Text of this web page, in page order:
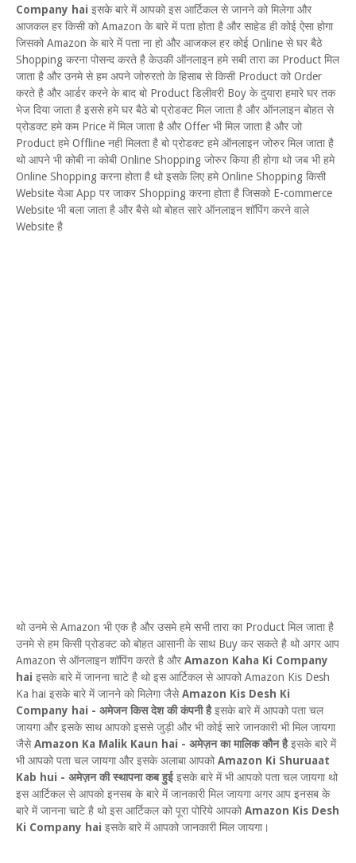
Company hai इसके बारे में आपको इस आर्टिकल से जानने को मिलेगा और
आजकल हर किसी को Amazon के बारे में पता होता है और साहेड ही कोई ऐसा होगा
जिसको Amazon के बारे में पता ना हो और आजकल हर कोई Online से घर बैठे
Shopping करना पोसन्द करते है केउकी ऑनलाइन हमे सबी तारा का Product मिल
जाता है और उनमे से हम अपने जोरुरतो के हिसाब से किसी Product को Order
करते है और आर्डर करने के बाद बो Product डिलीवरी Boy के दुयारा हमारे घर तक
भेज दिया जाता है इससे हमे घर बैठे बो प्रोडक्ट मिल जाता है और ऑनलाइन बोहत से
प्रोडक्ट हमे कम Price में मिल जाता है और Offer भी मिल जाता है और जो
Product हमे Offline नही मिलता है बो प्रोडक्ट हमे ऑनलाइन जोरुर मिल जाता है
थो आपने भी कोबी ना कोबी Online Shopping जोरुर किया ही होगा थो जब भी हमे
Online Shopping करना होता है थो इसके लिए हमे Online Shopping किसी
Website येआ App पर जाकर Shopping करना होता है जिसको E-commerce
Website भी बला जाता है और बैसे थो बोहत सारे ऑनलाइन शॉपिंग करने वाले
Website है
थो उनमे से Amazon भी एक है और उसमे हमे सभी तारा का Product मिल जाता है
उनमे से हम किसी प्रोडक्ट को बोहत आसानी के साथ Buy कर सकते है थो अगर आप
Amazon से ऑनलाइन शॉपिंग करते है और Amazon Kaha Ki Company
hai इसके बारे में जानना चाटे है थो इस आर्टिकल से आपको Amazon Kis Desh
Ka hai इसके बारे में जानने को मिलेगा जैसेAmazon Kis Desh Ki
Company hai - अमेजन किस देश की कंपनी हैइसके बारे में आपको पता चल
जायगा और इसके साथ आपको इससे जुड़ी और भी कोई सारे जानकारी भी मिल जायगा
जैसेAmazon Ka Malik Kaun hai - अमेज़न का मालिक कौन हैइसके बारे में
भी आपको पता चल जायगा और इसके अलाबा आपकोAmazon Ki Shuruaat
Kab hui - अमेज़न की स्थापना कब हुईइसके बारे में भी आपको पता चल जायगा थो
इस आर्टिकल से आपको इनसब के बारे में जानकारी मिल जायगा अगर आप इनसब के
बारे में जानना चाटे है थो इस आर्टिकल को पूरा पोरिये आपकोAmazon Kis Desh
Ki Company hai इसके बारे में आपको जानकारी मिल जायगा।